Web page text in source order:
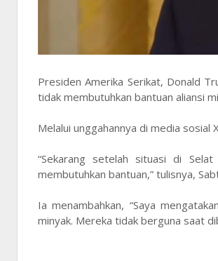
Presiden Amerika Serikat, Donald
tidak membutuhkan bantuan aliansi
Melalui unggahannya di media
“Sekarang setelah situasi di
membutuhkan bantuan,” tulisnya,
Ia menambahkan, “Saya
minyak. Mereka tidak berguna saat